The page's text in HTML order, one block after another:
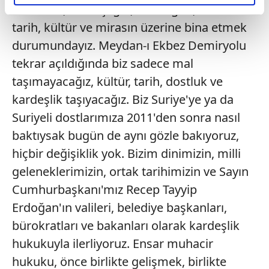
elimizden gelen çabayı gösterdiğimizi ve bu noktada,
reklamların maliyetlerimizi karşılamak noktasında tek gelir
kalemimiz olduğunu sizlere hatırlatmak isteriz.
Her halükârda, kullanıcılar, bu çerezlere izin vermedikleri
takdirde, kullanıcılara hedefli reklamlar
gösterilmeyecektir."
Sizlere daha iyi bir hizmet sunabilmek için İnternet
Sitemizde kendimize ve üçüncü kişilere ait çerezler
kullanılmaktadır. Bu çerezler vasıtasıyla çeşitli kişisel
verileriniz işlenmekte olup gerekli olan çerezler bilgi
toplumu hizmetlerinin sunulması amacıyla
kullanılmaktadır. Diğer çerezler, sitemizin daha işlevsel
kılınması ve kişiselleştirilmesi ve sizlere yönelik
reklam/pazarlama faaliyetlerinin yapılması, amaçlarıyla
Çerezlere ilişkin tercihlerinizi aşağıda yer alan panel
realizmin, kardeşliğin, dostluğun, ortak
tarih, kültür ve mirasın üzerine bina etmek
durumundayız. Meydan-ı Ekbez Demiryolu
tekrar açıldığında biz sadece mal
taşımayacağız, kültür, tarih, dostluk ve
kardeşlik taşıyacağız. Biz Suriye'ye ya da
Suriyeli dostlarımıza 2011'den sonra nasıl
baktıysak bugün de aynı gözle bakıyoruz,
hiçbir değişiklik yok. Bizim dinimizin, milli
geleneklerimizin, ortak tarihimizin ve Sayın
Cumhurbaşkanı'mız Recep Tayyip
Erdoğan'ın valileri, belediye başkanları,
bürokratları ve bakanları olarak kardeşlik
hukukuyla ilerliyoruz. Ensar muhacir
hukuku, önce birlikte gelişmek, birlikte